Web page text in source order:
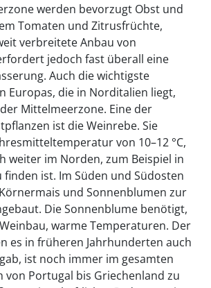
werden bevorzugt Obst und
Tomaten und Zitrusfrüchte,
verbreitete Anbau von
jedoch fast überall eine
Auch die wichtigste
Europas, die in Norditalien liegt,
Mittelmeerzone. Eine der
ist die Weinrebe. Sie
von 10–12 °C,
weiter im Norden, zum Beispiel in
finden ist. Im Süden und Südosten
und Sonnenblumen zur
Die Sonnenblume benötigt,
warme Temperaturen. Der
es in früheren Jahrhunderten auch
ist noch immer im gesamten
Portugal bis Griechenland zu